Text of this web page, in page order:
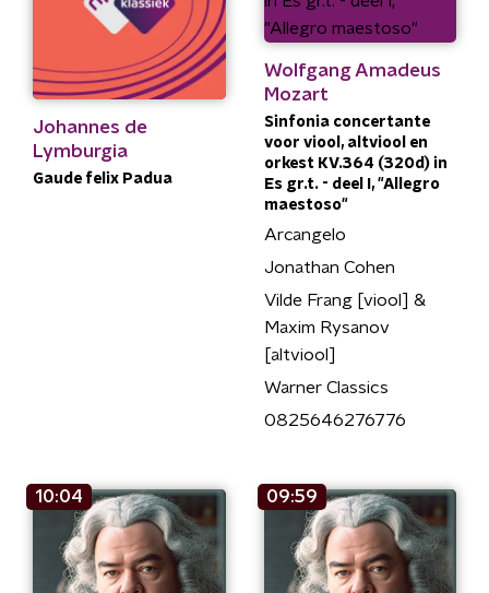
Johannes de
Lymburgia
Gaude felix Padua
Wolfgang Amadeus
Mozart
Sinfonia concertante
voor viool, altviool en
orkest KV.364 (320d) in
Es gr.t. - deel I, "Allegro
maestoso"
Arcangelo
Jonathan Cohen
Vilde Frang [viool] &
Maxim Rysanov
[altviool]
Warner Classics
0825646276776
10:04 09:59